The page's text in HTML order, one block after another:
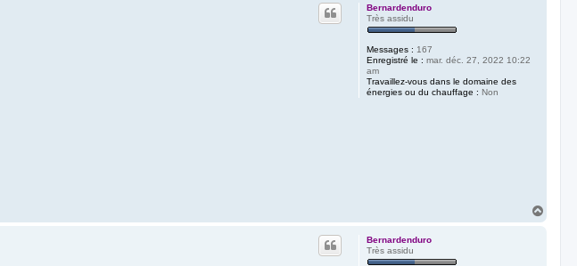
Bernardenduro
Très assidu
Messages : 167
Enregistré le : mar. déc. 27, 2022 10:22
am
Travaillez-vous dans le domaine des
énergies ou du chauffage : Non
Bernardenduro
Très assidu